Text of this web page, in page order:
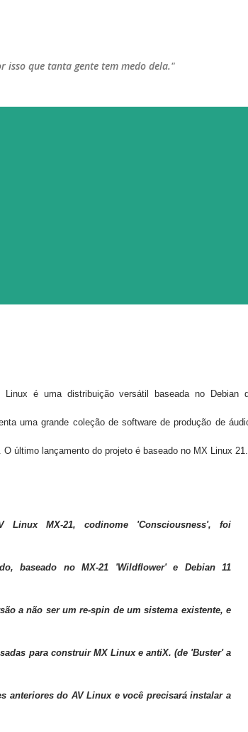
isso que tanta gente tem medo dela."
Linux é uma distribuição versátil baseada no Debian
uma grande coleção de software de produção de
O último lançamento do projeto é baseado no MX Linux 21.
Linux MX-21, codinome 'Consciousness', foi
baseado no MX-21 'Wildflower' e Debian 11
a não ser um re-spin de um sistema existente, e
para construir MX Linux e antiX. (de 'Buster' a
anteriores do AV Linux e você precisará instalar a